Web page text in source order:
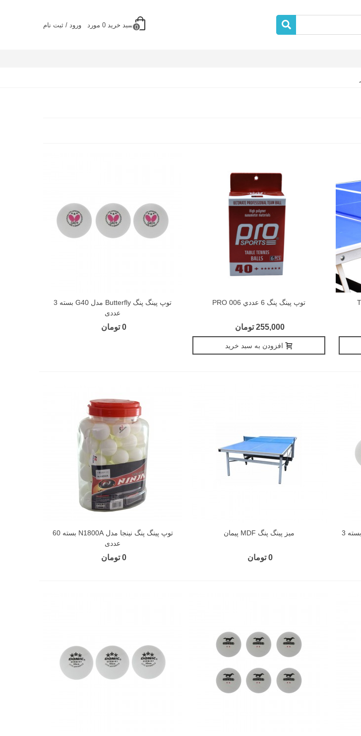
0 سبد خرید 0 مورد ورود / ثبت نام
توپ پينگ پنگ 6 عددي PRO 006
255,000 تومان
افزودن به سبد خرید
توپ پینگ پنگ Butterfly مدل G40 بسته 3
عددی
0 تومان
توپ پینگ پنگ HORSE مدل 803600 بسته 3
میز پینگ پنگ MDF پیمان
0 تومان
توپ پینگ پنگ نینجا مدل N1800A بسته 60
عددی
0 تومان